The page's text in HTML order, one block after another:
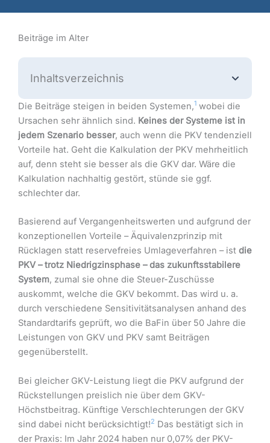
Beiträge im Alter
Inhaltsverzeichnis
Die Beiträge steigen in beiden Systemen,1 wobei die
Ursachen sehr ähnlich sind. Keines der Systeme ist in
jedem Szenario besser, auch wenn die PKV tendenziell
Vorteile hat. Geht die Kalkulation der PKV mehrheitlich
auf, denn steht sie besser als die GKV dar. Wäre die
Kalkulation nachhaltig gestört, stünde sie ggf.
schlechter dar.
Basierend auf Vergangenheitswerten und aufgrund der
konzeptionellen Vorteile – Äquivalenzprinzip mit
Rücklagen statt reservefreies Umlageverfahren – ist die
PKV – trotz Niedrigzinsphase – das zukunftsstabilere
System, zumal sie ohne die Steuer-Zuschüsse
auskommt, welche die GKV bekommt. Das wird u. a.
durch verschiedene Sensitivitätsanalysen anhand des
Standardtarifs geprüft, wo die BaFin über 50 Jahre die
Leistungen von GKV und PKV samt Beiträgen
gegenüberstellt.
Bei gleicher GKV-Leistung liegt die PKV aufgrund der
Rückstellungen preislich nie über dem GKV-
Höchstbeitrag. Künftige Verschlechterungen der GKV
sind dabei nicht berücksichtigt!2 Das bestätigt sich in
der Praxis: Im Jahr 2024 haben nur 0,07% der PKV-